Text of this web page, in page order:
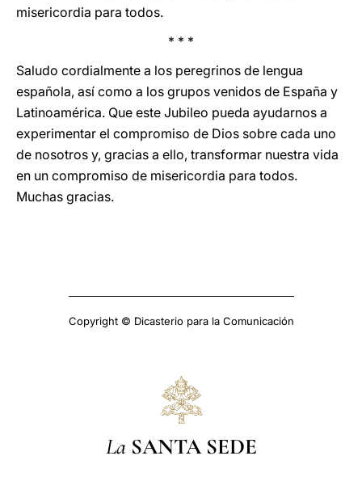
misericordia para todos.
* * *
Saludo cordialmente a los peregrinos de lengua
española, así como a los grupos venidos de España y
Latinoamérica. Que este Jubileo pueda ayudarnos a
experimentar el compromiso de Dios sobre cada uno
de nosotros y, gracias a ello, transformar nuestra vida
en un compromiso de misericordia para todos.
Muchas gracias.
Copyright © Dicasterio para la Comunicación
La SANTA SEDE